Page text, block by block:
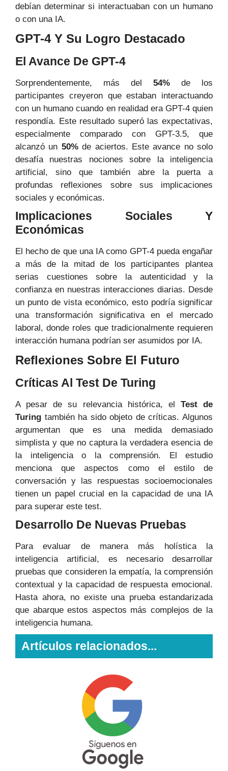
debían determinar si interactuaban con un humano
o con una IA.
GPT-4 Y Su Logro Destacado
El Avance De GPT-4
Sorprendentemente, más del 54% de los
participantes creyeron que estaban interactuando
con un humano cuando en realidad era GPT-4 quien
respondía. Este resultado superó las expectativas,
especialmente comparado con GPT-3.5, que
alcanzó un 50%de aciertos. Este avance no solo
desafía nuestras nociones sobre la inteligencia
artificial, sino que también abre la puerta a
profundas reflexiones sobre sus implicaciones
sociales y económicas.
Implicaciones Sociales Y
Económicas
El hecho de que una IA como GPT-4 pueda engañar
a más de la mitad de los participantes plantea
serias cuestiones sobre la autenticidad y la
confianza en nuestras interacciones diarias. Desde
un punto de vista económico, esto podría significar
una transformación significativa en el mercado
laboral, donde roles que tradicionalmente requieren
interacción humana podrían ser asumidos por IA.
Reflexiones Sobre El Futuro
Críticas Al Test De Turing
A pesar de su relevancia histórica, el Test de
Turing también ha sido objeto de críticas. Algunos
argumentan que es una medida demasiado
simplista y que no captura la verdadera esencia de
la inteligencia o la comprensión. El estudio
menciona que aspectos como el estilo de
conversación y las respuestas socioemocionales
tienen un papel crucial en la capacidad de una IA
para superar este test.
Desarrollo De Nuevas Pruebas
Para evaluar de manera más holística la
inteligencia artificial, es necesario desarrollar
pruebas que consideren la empatía, la comprensión
contextual y la capacidad de respuesta emocional.
Hasta ahora, no existe una prueba estandarizada
que abarque estos aspectos más complejos de la
inteligencia humana.
Artículos relacionados...